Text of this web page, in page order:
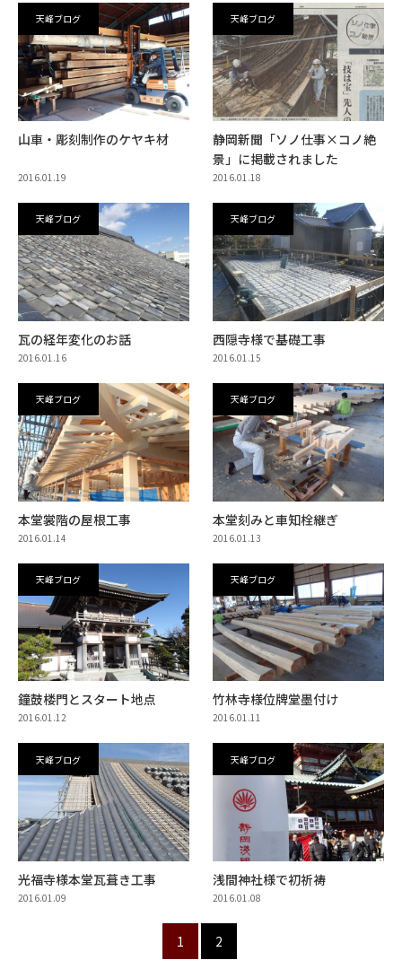
天峰ブログ
山車・彫刻制作のケヤキ材
2016.01.19
天峰ブログ
静岡新聞「ソノ仕事×コノ絶
景」に掲載されました
2016.01.18
天峰ブログ
瓦の経年変化のお話
2016.01.16
天峰ブログ
西隠寺様で基礎工事
2016.01.15
天峰ブログ
本堂裳階の屋根工事
2016.01.14
天峰ブログ
本堂刻みと車知栓継ぎ
2016.01.13
天峰ブログ
鐘鼓楼門とスタート地点
2016.01.12
天峰ブログ
竹林寺様位牌堂墨付け
2016.01.11
天峰ブログ
光福寺様本堂瓦葺き工事
2016.01.09
天峰ブログ
浅間神社様で初祈祷
2016.01.08
1 2